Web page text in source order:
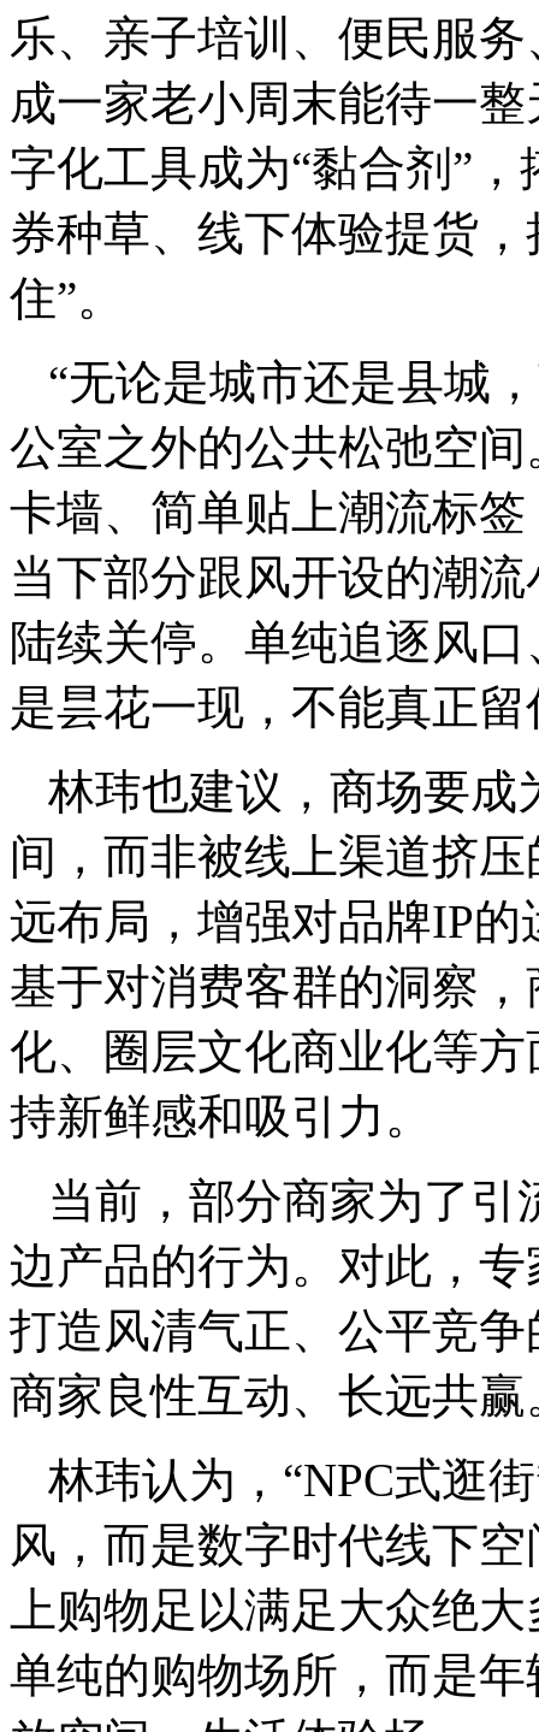
乐、亲子培训、便民服
成一家老小周末能待一
字化工具成为“黏合剂”
券种草、线下体验提货
住”。
“无论是城市还是县城
公室之外的公共松弛空
卡墙、简单贴上潮流标
当下部分跟风开设的潮
陆续关停。单纯追逐风
是昙花一现，不能真正
林玮也建议，商场要成
间，而非被线上渠道挤
远布局，增强对品牌IP
基于对消费客群的洞察
化、圈层文化商业化等
持新鲜感和吸引力。
当前，部分商家为了
边产品的行为。对此，
打造风清气正、公平竞
商家良性互动、长远共赢
林玮认为，“NPC式逛
风，而是数字时代线下
上购物足以满足大众绝
单纯的购物场所，而是